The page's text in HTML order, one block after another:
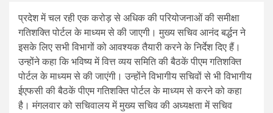
प्रदेश में चल रही एक करोड़ से अधिक की परियोजनाओं की समीक्षा
गतिशक्ति पोर्टल के माध्यम से की जाएगी। मुख्य सचिव आनंद बर्द्धन ने
इसके लिए सभी विभागों को आवश्यक तैयारी करने के निर्देश दिए हैं।
उन्होंने कहा कि भविष्य में वित्त व्यय समिति की बैठकें पीएम गतिशक्ति
पोर्टल के माध्यम से की जाएंगी। उन्होंने विभागीय सचिवों से भी विभागीय
ईएफसी की बैठकें पीएम गतिशक्ति पोर्टल के माध्यम से करने को कहा
है। मंगलवार को सचिवालय में मुख्य सचिव की अध्यक्षता में सचिव